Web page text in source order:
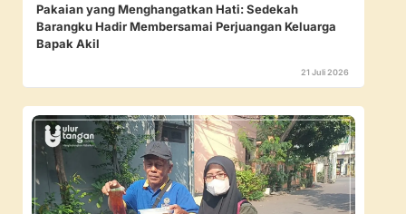
Pakaian yang Menghangatkan Hati: Sedekah
Barangku Hadir Membersamai Perjuangan Keluarga
Bapak Akil
21 Juli 2026